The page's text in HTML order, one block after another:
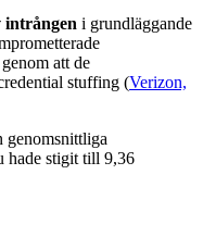
intrången i grundläggande
att de
stuffing (Verizon,
genomsnittliga
hade stigit till 9,36